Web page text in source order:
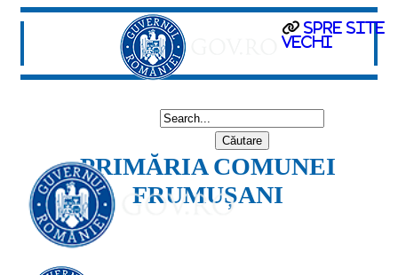
spre site
vechi
PRIMĂRIA COMUNEI
FRUMUȘANI